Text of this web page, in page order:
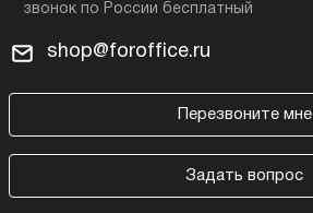
shop@foroffice.ru
Перезвоните мне
Задать вопрос